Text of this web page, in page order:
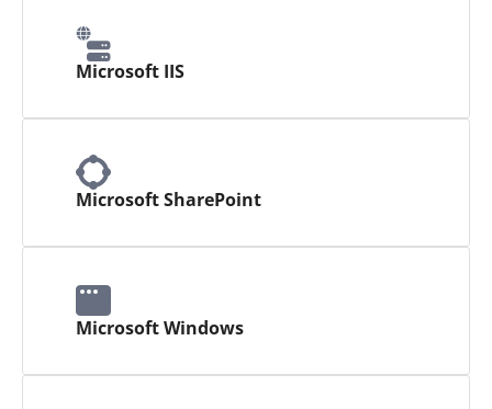
Microsoft IIS
Microsoft SharePoint
Microsoft Windows